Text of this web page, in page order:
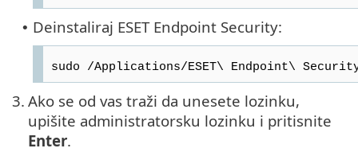
• Deinstaliraj ESET Endpoint Security:
sudo /Applications/ESET\ Endpoint\
3. Ako se od vas traži da unesete lozinku,
upišite administratorsku lozinku i pritisnite
Enter.